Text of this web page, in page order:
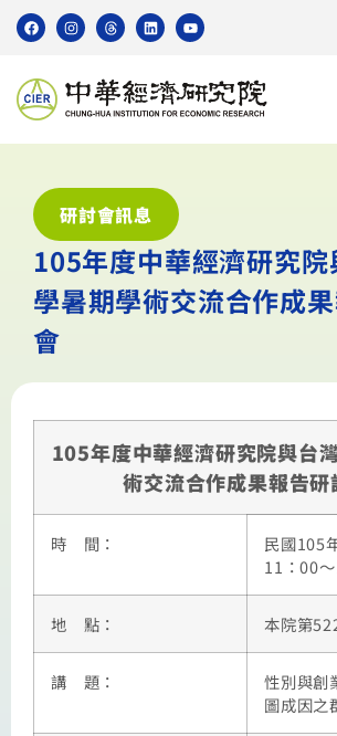
研討會訊息
105年度中華經濟研究院
學暑期學術交流合作成
會
105年度中華經濟研究院與台
術交流合作成果報告研
時 間：
民國105
11：00
地 點： 本院第
講 題：
性別與創
圖成因之